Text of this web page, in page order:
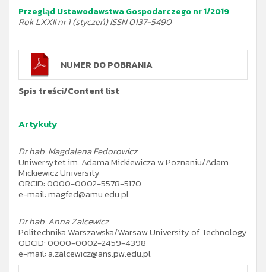
Przegląd Ustawodawstwa Gospodarczego nr 1/2019
Rok LXXII nr 1 (styczeń) ISSN 0137-5490
NUMER DO POBRANIA
Spis treści/Content list
Artykuły
Dr hab. Magdalena Fedorowicz
Uniwersytet im. Adama Mickiewicza w Poznaniu/Adam
Mickiewicz University
ORCID: 0000-0002-5578-5170
e-mail: magfed@amu.edu.pl
Dr hab. Anna Zalcewicz
Politechnika Warszawska/Warsaw University of Technology
ODCID: 0000-0002-2459-4398
e-mail: a.zalcewicz@ans.pw.edu.pl